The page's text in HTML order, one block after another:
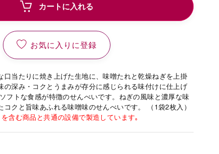
カートに入れる
お気に入りに登録
口当たりに焼き上げた生地に、味噌たれと乾燥ねぎを上掛
の深み・コクとうまみが存分に感じられる味付けに仕上げ
フトな食感が特徴のせんべいです。ねぎの風味と濃厚な味
クと旨味あふれる味噌味のせんべいです。 （1袋2枚入）
含む商品と共通の設備で製造しています｡